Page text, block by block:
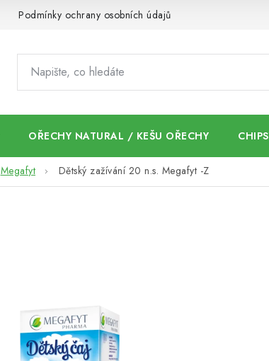
Podmínky ochrany osobních údajů
OŘECHY NATURAL / KEŠU OŘECHY
Megafyt Dětský zažívání 20 n.s. Megafyt -Z